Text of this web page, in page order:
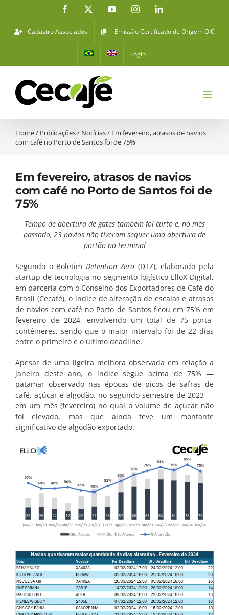
conteúdo
Facebook YouTubeInstagramLinkedIn
Cadastro Associados Emissão Certificado de Origem OIC
Login
Home/ Publicações/ Notícias/ Em fevereiro, atrasos de navios
com café no Porto de Santos foi de 75%
Em fevereiro, atrasos de navios
com café no Porto de Santos foi de
75%
Tempo de abertura de gates também foi curto e, no mês
passado, 23 navios não tiveram sequer uma abertura de
portão no terminal
Segundo o Boletim Detention Zero (DTZ), elaborado pela
startup de tecnologia no segmento logístico ElloX Digital,
em parceria com o Conselho dos Exportadores de Café do
Brasil (Cecafé), o índice de alteração de escalas e atrasos
de navios com café no Porto de Santos ficou em 75% em
fevereiro de 2024, envolvendo um total de 75 porta-
contêineres, sendo que o maior intervalo foi de 22 dias
entre o primeiro e o último deadline.
Apesar de uma ligeira melhora observada em relação a
janeiro deste ano, o índice segue acima de 75% —
patamar observado nas épocas de picos de safras de
café, açúcar e algodão, no segundo semestre de 2023 —
em um mês (fevereiro) no qual o volume de açúcar não
foi elevado, mas que ainda teve um montante
significativo de algodão exportado.